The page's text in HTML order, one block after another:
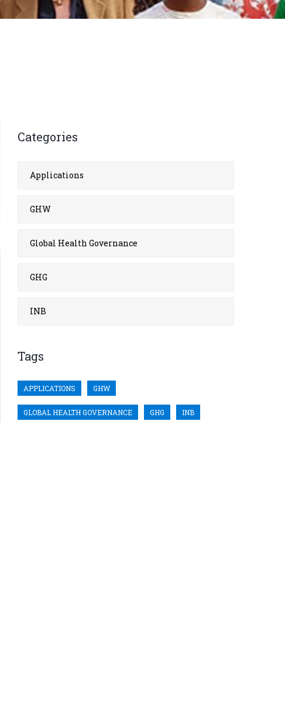
Categories
Applications
GHW
Global Health Governance
GHG
INB
Tags
APPLICATIONS GHW
GLOBAL HEALTH GOVERNANCE GHG INB